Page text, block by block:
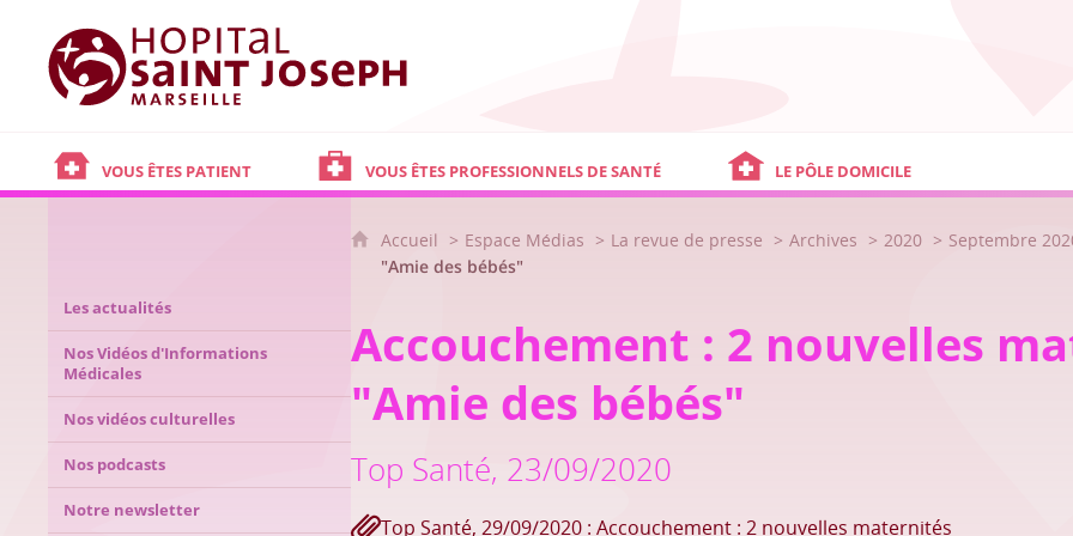
Hôpital Saint Joseph - Marseille
VOUS ÊTES PATIENT VOUS ÊTES PROFESSIONNELS DE SANTÉ LE PÔLE DOMICILE
Les actualités
Nos Vidéos d'Informations
Médicales
Nos vidéos culturelles
Nos podcasts
Notre newsletter
Accueil Espace Médias La revue de presse Archives 2020
Septembre
"Amie des bébés"
Accouchement : 2 nouvelles
"Amie des bébés"
Top Santé, 23/09/2020
Top Santé, 29/09/2020 : Accouchement : 2 nouvelles maternités